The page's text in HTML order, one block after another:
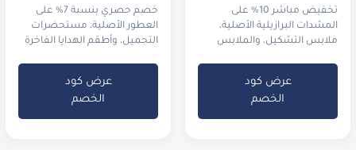
تخفيض مباشر 10% على
المشدات البرازيلية الأصلية،
ملابس التشكيل، والملابس
عرض كود
الخصم
خصم حصري بنسبة 7% على
العطور الأصلية، مستحضرات
التجميل، وأطقم الهدايا الفاخرة
عرض كود
الخصم